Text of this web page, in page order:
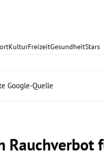
KulturFreizeitGesundheitStars
Google-Quelle
Rauchverbot